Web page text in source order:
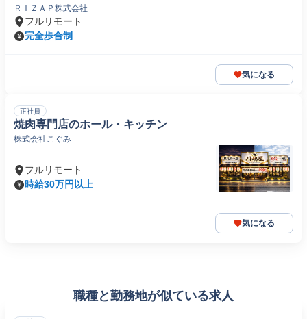
ＲＩＺＡＰ株式会社
フルリモート
完全歩合制
気になる
正社員
焼肉専門店のホール・キッチン
株式会社こぐみ
フルリモート
時給30万円以上
気になる
職種と勤務地が似ている求人